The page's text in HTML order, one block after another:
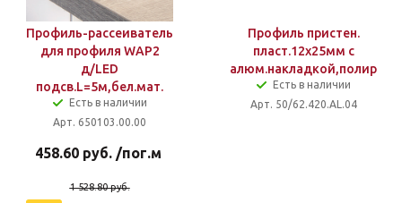
Профиль-рассеиватель
для профиля WAP2
д/LED
подсв.L=5м,бел.мат.
Есть в наличии
Арт. 650103.00.00
458.60руб. /пог.м
1 528.80руб.
Профиль пристен.
пласт.12х25мм с
Есть в наличии
Арт. 50/62.420.AL.04